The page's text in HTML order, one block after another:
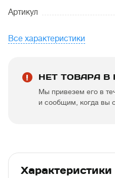
Артикул
Все характеристики
НЕТ ТОВАРА В
Мы привезем его в
и сообщим, когда вы
Характеристики